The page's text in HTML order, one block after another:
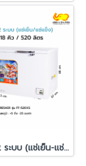
ตู้แช่ฝาทึบ 2 ระบบ (แช่เย็น-แช่แข็ง) FRESHER รุ่น FF-520XS